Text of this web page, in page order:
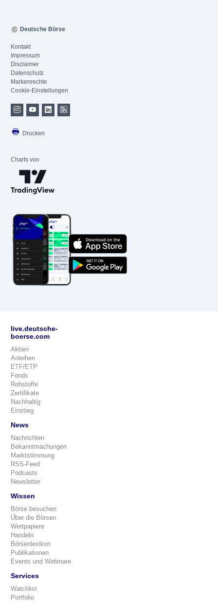
Deutsche Börse
Kontakt
Impressum
Disclaimer
Datenschutz
Markenrechte
Cookie-Einstellungen
Drucken
Charts von
live.deutsche-
boerse.com
Aktien
Anleihen
ETF/ETP
Fonds
Rohstoffe
Zertifikate
Nachhaltig
Einstieg
News
Nachrichten
Bekanntmachungen
Marktstimmung
RSS-Feed
Podcasts
Newsletter
Wissen
Börse besuchen
Über die Börsen
Wertpapiere
Handeln
Börsenlexikon
Publikationen
Events und Webinare
Services
Watchlist
Portfolio